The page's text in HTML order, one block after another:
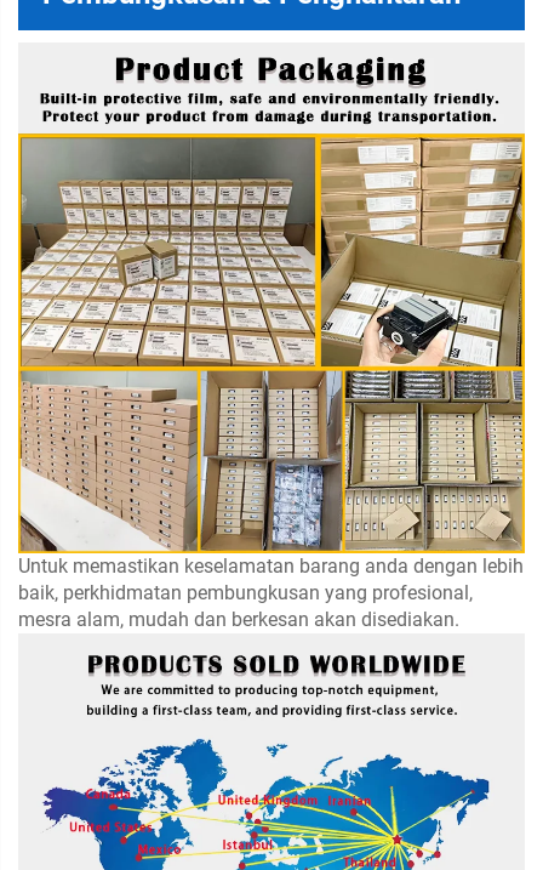
Untuk memastikan keselamatan barang anda dengan lebih
baik, perkhidmatan pembungkusan yang profesional,
mesra alam, mudah dan berkesan akan disediakan.